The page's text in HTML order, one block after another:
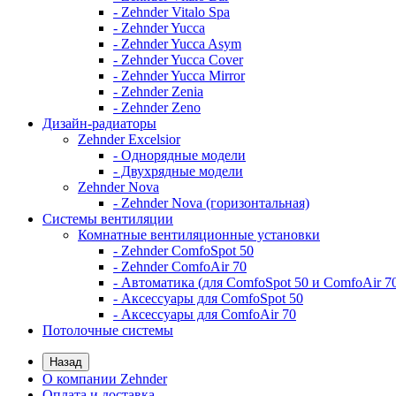
- Zehnder Vitalo Spa
- Zehnder Yucca
- Zehnder Yucca Asym
- Zehnder Yucca Cover
- Zehnder Yucca Mirror
- Zehnder Zenia
- Zehnder Zeno
Дизайн-радиаторы
Zehnder Excelsior
- Однорядные модели
- Двухрядные модели
Zehnder Nova
- Zehnder Nova (горизонтальная)
Системы вентиляции
Комнатные вентиляционные установки
- Zehnder ComfoSpot 50
- Zehnder ComfoAir 70
- Автоматика (для ComfoSpot 50 и ComfoAir
- Аксессуары для ComfoSpot 50
- Аксессуары для ComfoAir 70
Потолочные системы
Назад
О компании Zehnder